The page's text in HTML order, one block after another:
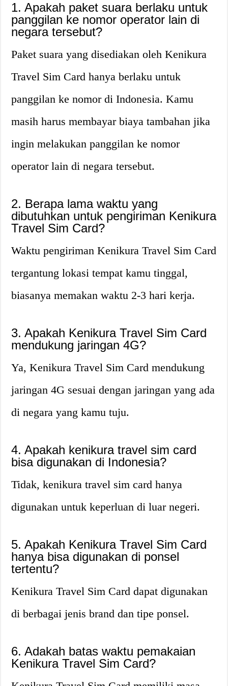
1. Apakah paket suara berlaku untuk
panggilan ke nomor operator lain di
negara tersebut?
Paket suara yang disediakan oleh Kenikura
Travel Sim Card hanya berlaku untuk
panggilan ke nomor di Indonesia. Kamu
masih harus membayar biaya tambahan jika
ingin melakukan panggilan ke nomor
operator lain di negara tersebut.
2. Berapa lama waktu yang
dibutuhkan untuk pengiriman Kenikura
Travel Sim Card?
Waktu pengiriman Kenikura Travel Sim Card
tergantung lokasi tempat kamu tinggal,
biasanya memakan waktu 2-3 hari kerja.
3. Apakah Kenikura Travel Sim Card
mendukung jaringan 4G?
Ya, Kenikura Travel Sim Card mendukung
jaringan 4G sesuai dengan jaringan yang ada
di negara yang kamu tuju.
4. Apakah kenikura travel sim card
bisa digunakan di Indonesia?
Tidak, kenikura travel sim card hanya
digunakan untuk keperluan di luar negeri.
5. Apakah Kenikura Travel Sim Card
hanya bisa digunakan di ponsel
tertentu?
Kenikura Travel Sim Card dapat digunakan
di berbagai jenis brand dan tipe ponsel.
6. Adakah batas waktu pemakaian
Kenikura Travel Sim Card?